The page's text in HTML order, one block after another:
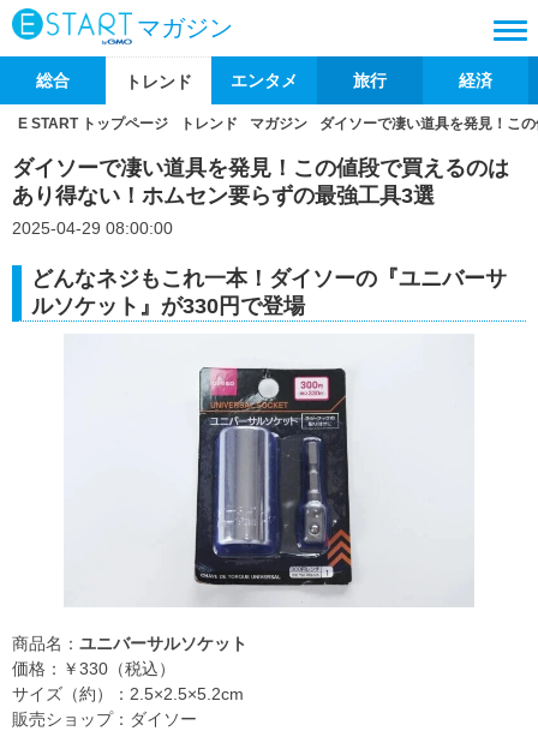
マガジン
総合 トレンド エンタメ 旅行 経済
E START トップページ トレンド マガジン ダイソーで凄い道具を発見！こ
ダイソーで凄い道具を発見！この値段で買えるのは
あり得ない！ホムセン要らずの最強工具3選
2025-04-29 08:00:00
どんなネジもこれ一本！ダイソーの『ユニバーサ
ルソケット』が330円で登場
商品名： ユニバーサルソケット
価格：￥330（税込）
サイズ（約）：2.5×2.5×5.2cm
販売ショップ：ダイソー